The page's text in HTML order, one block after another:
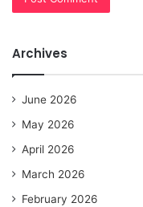
Archives
June 2026
May 2026
April 2026
March 2026
February 2026